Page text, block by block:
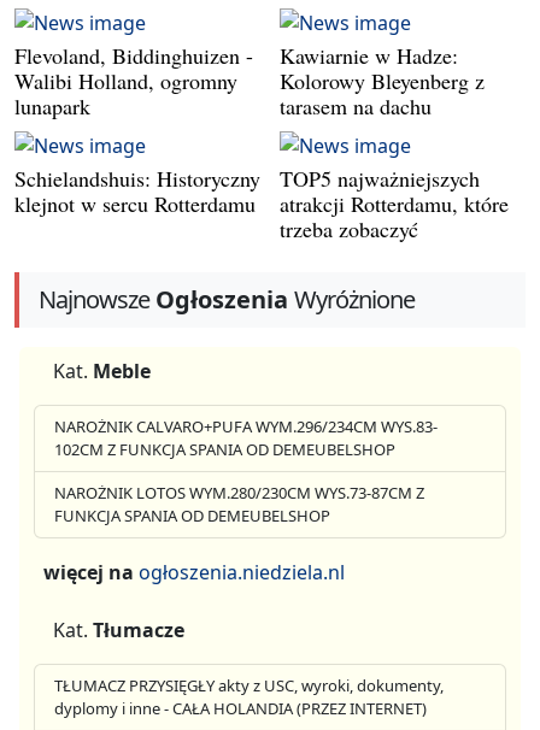
Flevoland, Biddinghuizen -
Walibi Holland, ogromny
lunapark
Kawiarnie w Hadze:
Kolorowy Bleyenberg z
tarasem na dachu
Schielandshuis: Historyczny
klejnot w sercu Rotterdamu
TOP5 najważniejszych
atrakcji Rotterdamu, które
trzeba zobaczyć
NajnowszeOgłoszenia Wyróżnione
Kat. Meble
NAROŻNIK CALVARO+PUFA WYM.296/234CM WYS.83-
102CM Z FUNKCJA SPANIA OD DEMEUBELSHOP
NAROŻNIK LOTOS WYM.280/230CM WYS.73-87CM Z
FUNKCJA SPANIA OD DEMEUBELSHOP
więcej na ogłoszenia.niedziela.nl
Kat. Tłumacze
TŁUMACZ PRZYSIĘGŁY akty z USC, wyroki, dokumenty,
dyplomy i inne - CAŁA HOLANDIA (PRZEZ INTERNET)